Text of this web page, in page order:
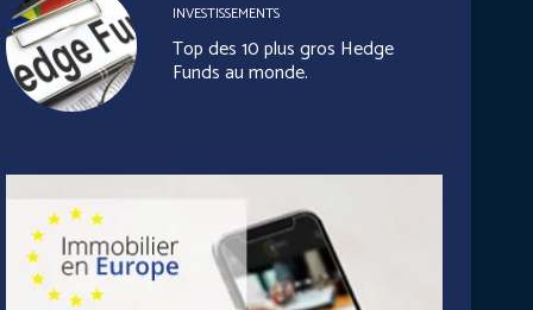
INVESTISSEMENTS
Top des 10 plus gros Hedge
Funds au monde.